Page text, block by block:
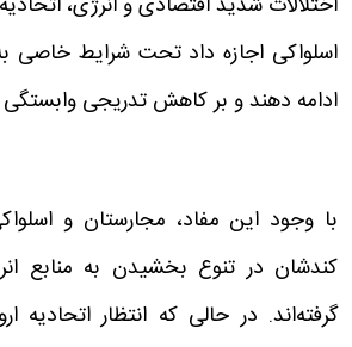
اسلواکی اجازه داد تحت شرایط خاصی
ادامه دهند و بر کاهش تدریجی وابستگی
با وجود این مفاد، مجارستان و
کندشان در تنوع بخشیدن به منابع
گرفته‌اند. در حالی که انتظار اتحادیه